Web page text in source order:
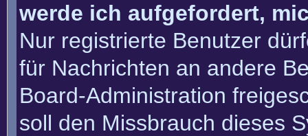
werde ich aufgefordert,
Nur registrierte Benutzer
für Nachrichten an andere
Board-Administration
soll den Missbrauch dieses